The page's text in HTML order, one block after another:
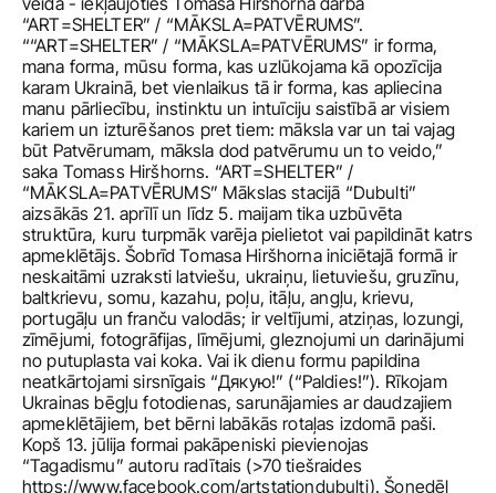
“ART=SHELTER” / “MĀKSLA=PATVĒRUMS”.
““ART=SHELTER” / “MĀKSLA=PATVĒRUMS” ir forma,
mana forma, mūsu forma, kas uzlūkojama kā opozīcija
karam Ukrainā, bet vienlaikus tā ir forma, kas apliecina
manu pārliecību, instinktu un intuīciju saistībā ar visiem
kariem un izturēšanos pret tiem: māksla var un tai vajag
būt Patvērumam, māksla dod patvērumu un to veido,”
saka Tomass Hiršhorns. “ART=SHELTER” /
“MĀKSLA=PATVĒRUMS” Mākslas stacijā “Dubulti”
aizsākās 21. aprīlī un līdz 5. maijam tika uzbūvēta
struktūra, kuru turpmāk varēja pielietot vai papildināt katrs
apmeklētājs. Šobrīd Tomasa Hiršhorna iniciētajā formā ir
neskaitāmi uzraksti latviešu, ukraiņu, lietuviešu, gruzīnu,
baltkrievu, somu, kazahu, poļu, itāļu, angļu, krievu,
portugāļu un franču valodās; ir veltījumi, atziņas, lozungi,
zīmējumi, fotogrāfijas, līmējumi, gleznojumi un darinājumi
no putuplasta vai koka. Vai ik dienu formu papildina
neatkārtojami sirsnīgais “Дякую!” (“Paldies!”). Rīkojam
Ukrainas bēgļu fotodienas, sarunājamies ar daudzajiem
apmeklētājiem, bet bērni labākās rotaļas izdomā paši.
Kopš 13. jūlija formai pakāpeniski pievienojas
“Tagadismu” autoru radītais (>70 tiešraides
https://www.facebook.com/artstationdubulti). Šonedēļ